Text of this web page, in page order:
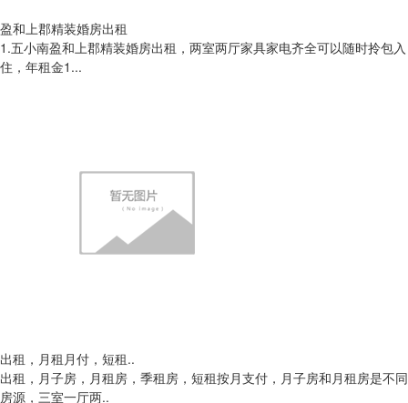
盈和上郡精装婚房出租
1.五小南盈和上郡精装婚房出租，两室两厅家具家电齐全可以随时拎包入
住，年租金1...
出租，月租月付，短租..
出租，月子房，月租房，季租房，短租按月支付，月子房和月租房是不同
房源，三室一厅两..